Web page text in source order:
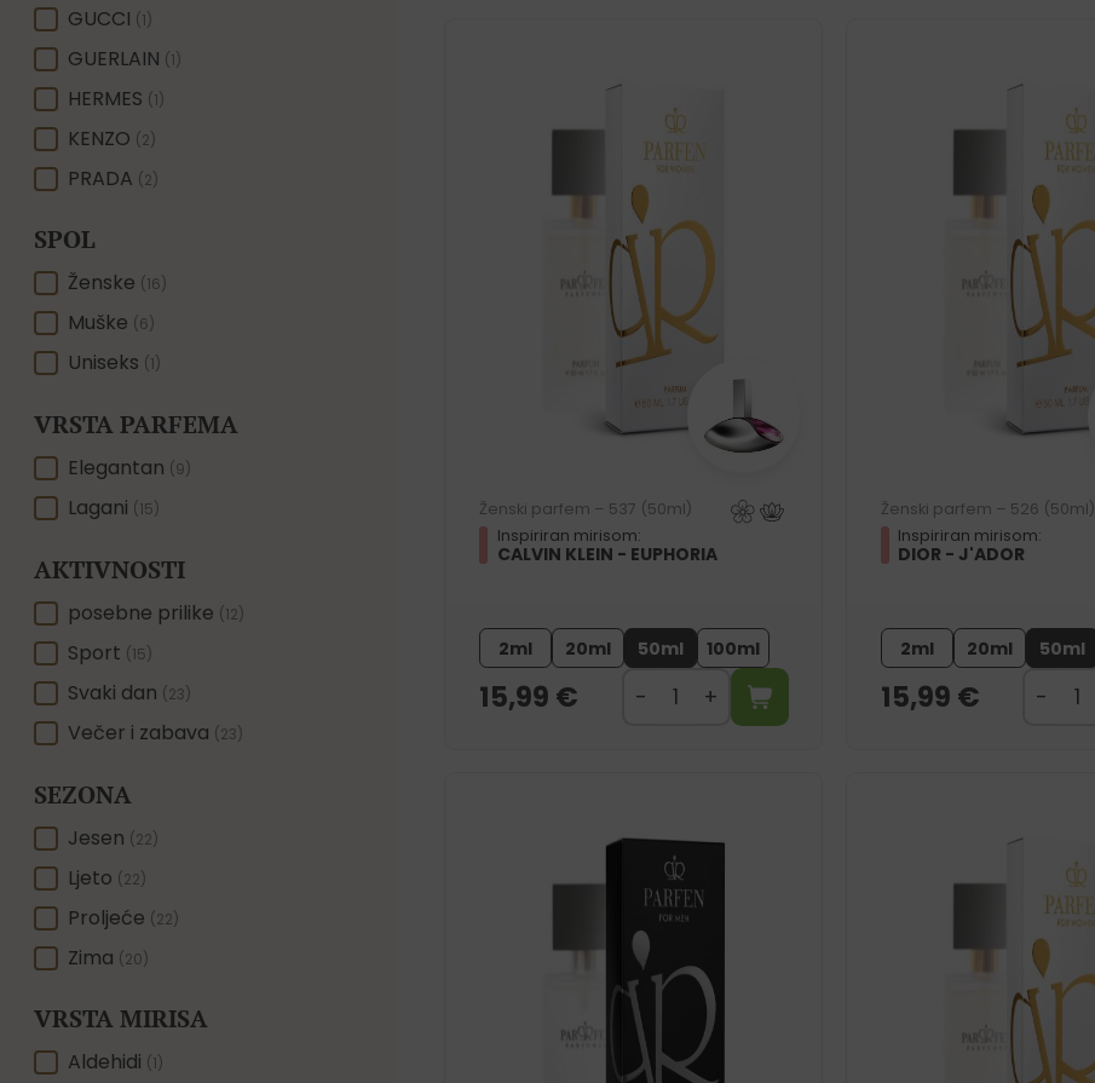
GUCCI (1)
GUERLAIN (1)
HERMES (1)
KENZO (2)
PRADA (2)
SPOL
SPOLŽenske (16)
Muške (6)
Uniseks (1)
VRSTA PARFEMA
VRSTA PARFEMA
Elegantan (9)
Lagani (15)
AKTIVNOSTI
AKTIVNOSTI
posebne prilike (12)
Sport (15)
Svaki dan (23)
Večer i zabava (23)
SEZONA
SEZONA
Jesen (22)
Ljeto (22)
Proljeće (22)
Zima (20)
VRSTA MIRISA
VRSTA MIRISA
Aldehidi (1)
Ženski parfem – 537 (50ml)
Inspiriran mirisom:
CALVIN KLEIN - EUPHORIA
2ml 20ml 50ml 100ml
15,99 €
Ženski parfem – 526 (50ml)
Inspiriran mirisom:
DIOR - J'ADOR
2ml 20ml 50ml
15,99 €